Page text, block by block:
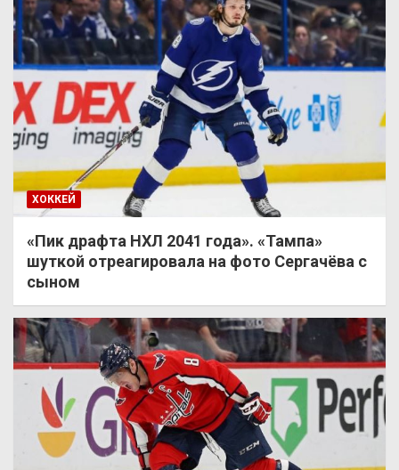
ХОККЕЙ
«Пик драфта НХЛ 2041 года». «Тампа»
шуткой отреагировала на фото Сергачёва с
сыном